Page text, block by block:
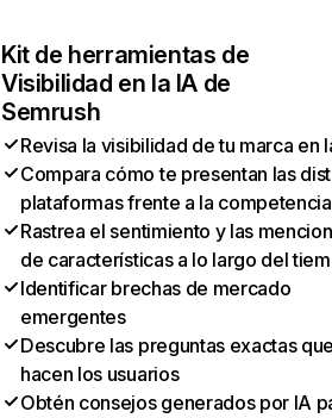
Kit de herramientas de
Visibilidad en la IA de
Semrush
Revisa la visibilidad de tu marca en
Compara cómo te presentan las
plataformas frente a la competencia
Rastrea el sentimiento y las
de características a lo largo del
Identificar brechas de mercado
emergentes
Descubre las preguntas exactas
hacen los usuarios
Obtén consejos generados por IA